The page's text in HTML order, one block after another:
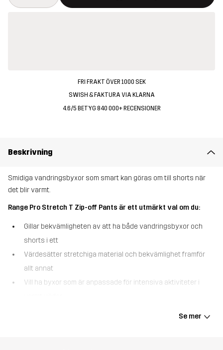
FRI FRAKT ÖVER 1000 SEK
SWISH & FAKTURA VIA KLARNA
4.6/5 BETYG 840 000+ RECENSIONER
Beskrivning
Smidiga vandringsbyxor som smart kan göras om till shorts när
det blir varmt.
Range Pro Stretch T Zip-off Pants är ett utmärkt val om du:
Gillar bekvämligheten av att ha både vandringsbyxor och
shorts i ett
Värdesätter stretchiga material och bekvämlighet framför
allt annat
Vill ha byxor som är anpassade för intensiva aktiviteter i
Se mer